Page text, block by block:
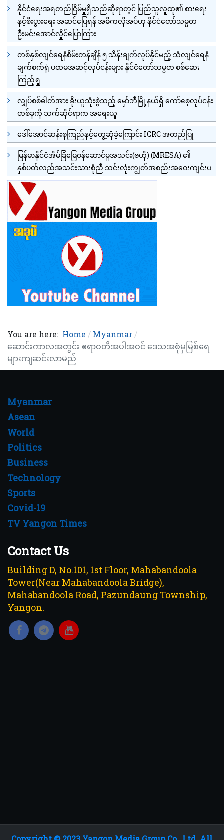
နိုင်ငံရေးအရတည်ငြိမ်မှုရှိသည်ဆိုရာတွင် ပြည်သူလူထု၏ စားရေး
နှင့်စီးပွားရေး အဆင်ပြေရန် အဓိကလိုအပ်ဟု နိုင်ငံတော်သမ္မတ
ဦးမင်းအောင်လှိုင်ပြောကြား
တစ်နှစ်လျင်ရေနံစိမ်းတန်ချိန် ၅ သိန်းချက်လုပ်နိုင်မည့် သံလျင်ရေနံ
ချက်စက်ရုံ ပထမအဆင့်လုပ်ငန်းများ နိုင်ငံတော်သမ္မတ စစ်ဆေး
ကြည့်ရှု
လျှပ်စစ်ဓါတ်အား ခိုးယူသုံးစွဲသည့် မှော်ဘီမြို့နယ်ရှိ ကော်စေ့လုပ်ငန်း
တစ်ခုကို သက်ဆိုင်ရာက အရေးယူ
ဒေါ်အောင်ဆန်းစုကြည်နှင့်တွေ့ဆုံခဲ့ကြောင်း ICRC အတည်ပြု
မြန်မာနိုင်ငံအိမ်ခြံမြေဝန်ဆောင်မှုအသင်း(ဗဟို) (MRESA) ၏
နှစ်ပတ်လည်အသင်းသားစုံညီ သင်းလုံးကျွတ်အစည်းအဝေးကျင်းပ
You are here: Home
Myanmar
ဆောင်းကာလအတွင်း ဧရာဝတီအပါအဝင် ဒေသအစုံမှမြစ်ရေ
များကျဆင်းလာမည်
Myanmar
Asean
World
Politics
Business
Technology
Sports
Covid-19
TV Yangon Times
Contact Us
Building D, No.101, 1st Floor, Mahabandoola
Tower(Near Mahabandoola Bridge),
Mahabandoola Road, Pazundaung Township,
Yangon.